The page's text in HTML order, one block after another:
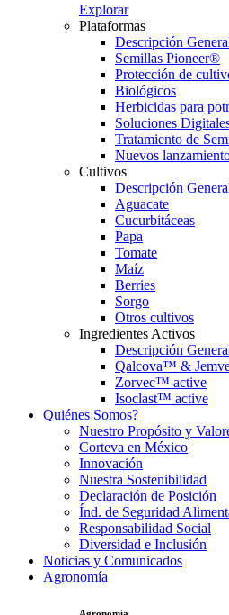
Explorar
Plataformas
Descripción
Semillas Pioneer®
Protección de
Biológicos
Herbicidas para
Soluciones
Tratamiento de
Nuevos
Cultivos
Descripción
Aguacate
Cucurbitáceas
Papa
Tomate
Maíz
Berries
Sorgo
Otros cultivos
Ingredientes Activos
Descripción
Qalcova™ &
Zorvec™ active
Isoclast™ active
Quiénes Somos?
Nuestro Propósito y
Corteva en México
Innovación
Nuestra Sostenibilidad
Declaración de Posición
Índ. de Seguridad
Responsabilidad Social
Diversidad e Inclusión
Noticias y Comunicados
Agronomía
Agronomía